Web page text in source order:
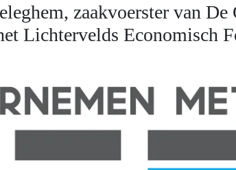
zaakvoerster van
Lichtervelds Economisch